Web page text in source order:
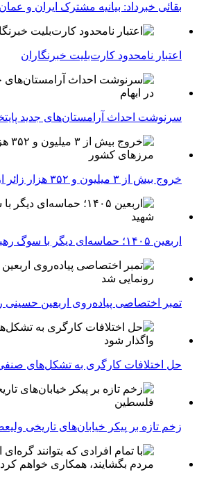
بقائی خبرداد: بیانیه مشترک ایران و
اعتبار نامحدود کارت‌بلیت خبرنگاران
سرنوشت احداث آرامستان‌های جدید
خروج بیش از ۳ میلیون و ۳۵۲ هزار زائر از مرزهای کشور
اربعین ۱۴۰۵؛ حماسه‌ای دیگر با سوگ رهبر شهید
تمبر اختصاصی پیاده‌روی اربعین حسینی
حل اختلافات کارگری به تشکل‌های
زخم تازه بر پیکر خیابان‌های تاریخی